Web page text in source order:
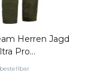
Herren Jagd
Pro
Green